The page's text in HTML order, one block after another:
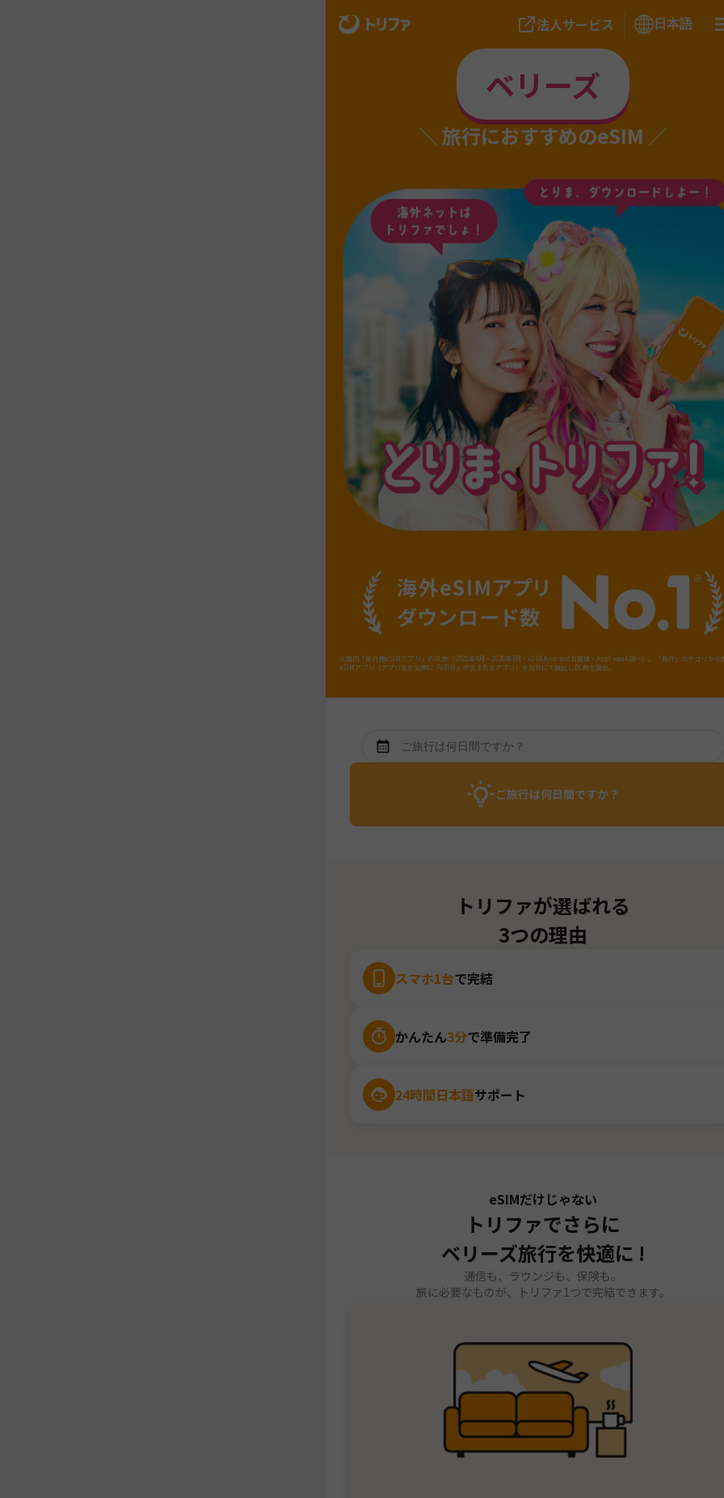
法人サービス 日本語
ベリーズ
旅行におすすめのeSIM
※国内「旅行用eSIMアプリ」のDL数（2025年4月～2026年3月・iOS&Android合算値・AppTweak調べ）。「旅行」カテゴリから
eSIMアプリ（アプリ名か説明に「eSIM」が含まれるアプリ）を当社にて抽出しDL数を算出。
ご旅行は何日間ですか？
トリファが選ばれる
3つの理由
スマホ1台で完結
かんたん3分で準備完了
24時間日本語サポート
eSIMだけじゃない
トリファでさらに
ベリーズ旅行を快適に !
通信も、ラウンジも、保険も。
旅に必要なものが、トリファ1つで完結できます。